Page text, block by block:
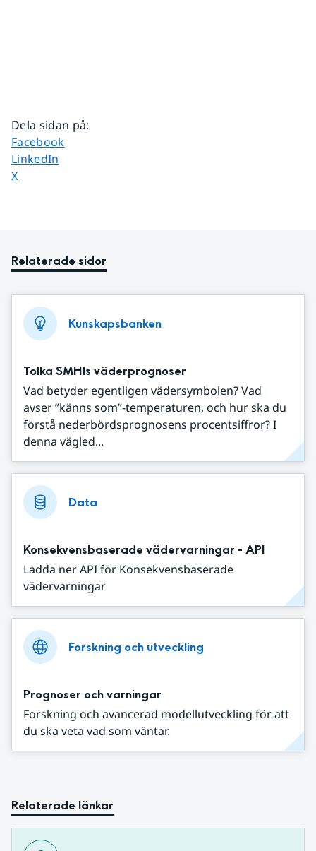
Dela sidan på:
Dela sidan på
Facebook
Dela sidan på
LinkedIn
Dela sidan på
X
Relaterade sidor
Kunskapsbanken
Tolka SMHIs väderprognoser
Vad betyder egentligen vädersymbolen? Vad
avser ”känns som”-temperaturen, och hur ska du
förstå nederbördsprognosens procentsiffror? I
denna vägled...
Data
Konsekvensbaserade vädervarningar - API
Ladda ner API för Konsekvensbaserade
vädervarningar
Forskning och utveckling
Prognoser och varningar
Forskning och avancerad modellutveckling för att
du ska veta vad som väntar.
Relaterade länkar